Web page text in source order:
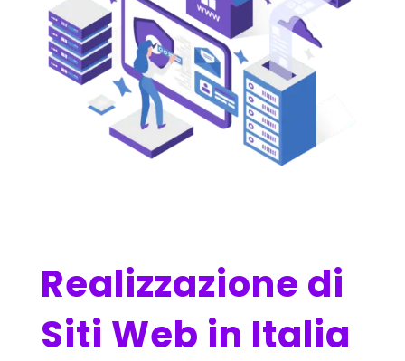
Realizzazione di
Siti Web in Italia